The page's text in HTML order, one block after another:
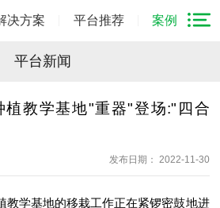
决方案 平台推荐 案例
平台新闻
植教学基地"重器"登场:"四合
发布日期： 2022-11-30
教学基地的移栽工作正在紧锣密鼓地进